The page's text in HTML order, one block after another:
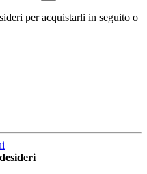
per acquistarli in seguito o